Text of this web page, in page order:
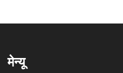
मेन्यू